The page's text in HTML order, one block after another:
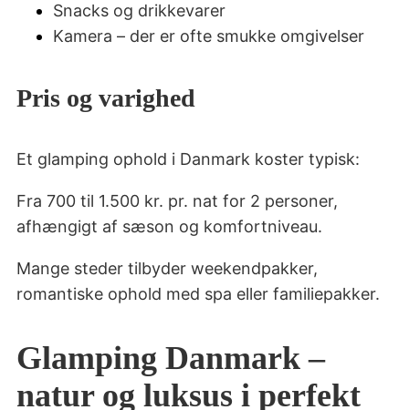
Snacks og drikkevarer
Kamera – der er ofte smukke omgivelser
Pris og varighed
Et glamping ophold i Danmark koster typisk:
Fra 700 til 1.500 kr. pr. nat for 2 personer,
afhængigt af sæson og komfortniveau.
Mange steder tilbyder weekendpakker,
romantiske ophold med spa eller familiepakker.
Glamping Danmark –
natur og luksus i perfekt